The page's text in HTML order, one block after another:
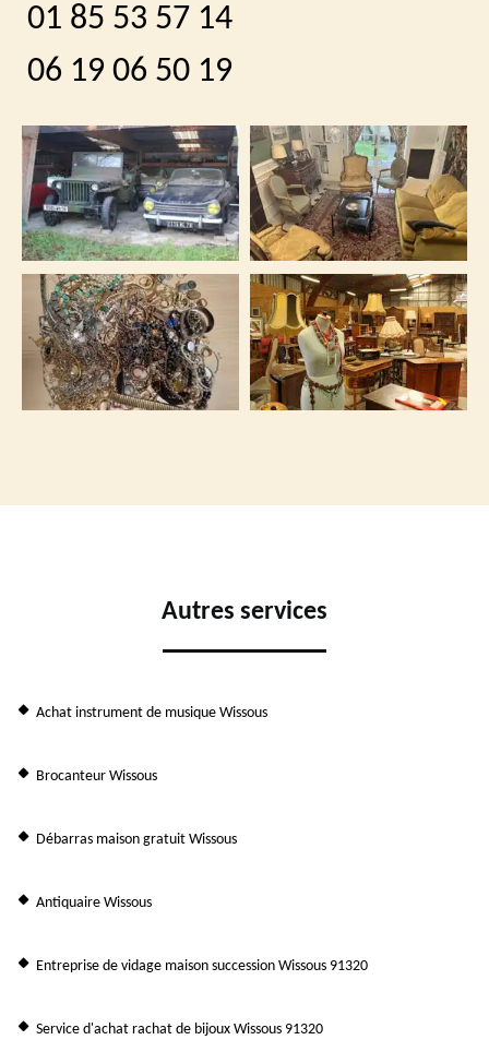
01 85 53 57 14
06 19 06 50 19
Autres services
Achat instrument de musique Wissous
Brocanteur Wissous
Débarras maison gratuit Wissous
Antiquaire Wissous
Entreprise de vidage maison succession Wissous 91320
Service d'achat rachat de bijoux Wissous 91320